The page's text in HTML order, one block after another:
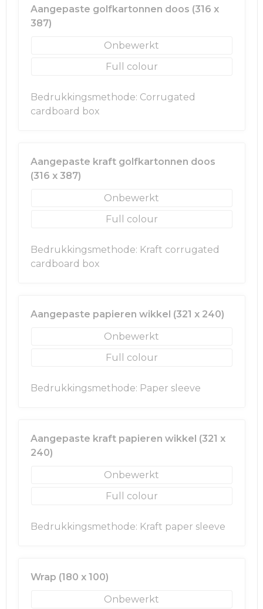
Aangepaste golfkartonnen doos (316 x
387)
Onbewerkt
Full colour
Bedrukkingsmethode: Corrugated
cardboard box
Aangepaste kraft golfkartonnen doos
(316 x 387)
Onbewerkt
Full colour
Bedrukkingsmethode: Kraft corrugated
cardboard box
Aangepaste papieren wikkel (321 x 240)
Onbewerkt
Full colour
Bedrukkingsmethode: Paper sleeve
Aangepaste kraft papieren wikkel (321 x
240)
Onbewerkt
Full colour
Bedrukkingsmethode: Kraft paper sleeve
Wrap (180 x 100)
Onbewerkt